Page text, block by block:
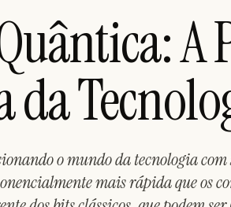
A
da
o mundo da tecnologia com
mais rápida que os